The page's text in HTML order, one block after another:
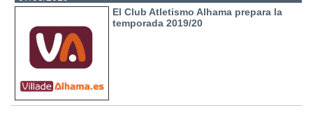
El Club Atletismo Alhama prepara la
temporada 2019/20